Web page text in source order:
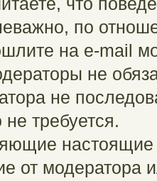
что
по
на e-mail
не
не
требуется.
настоящие
от модератора